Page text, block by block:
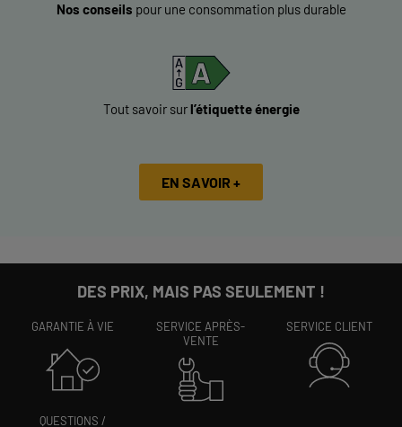
Nos conseils pour une consommation plus durable
Tout savoir surl’étiquette énergie
EN SAVOIR +
DES PRIX, MAIS PAS SEULEMENT !
GARANTIE À VIE
SERVICE APRÈS-
VENTE
SERVICE CLIENT
QUESTIONS /